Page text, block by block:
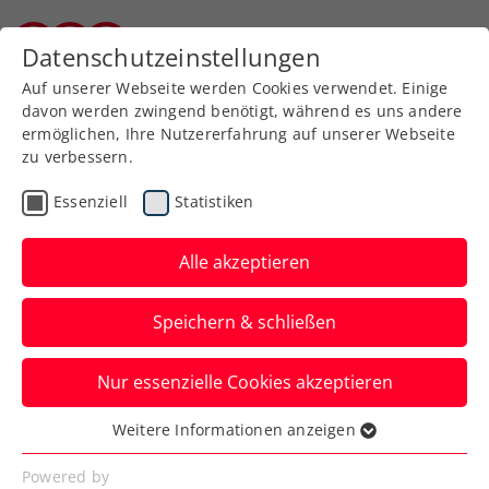
Referate und Ausschüsse
Wettspielausschuss
Vorsitz: Mag. Astrid Lörincz
Datenschutzeinstellungen
Auf unserer Webseite werden Cookies verwendet. Einige
davon werden zwingend benötigt, während es uns andere
ermöglichen, Ihre Nutzererfahrung auf unserer Webseite
zu verbessern.
Essenziell Statistiken
Alle akzeptieren
Speichern & schließen
Nur essenzielle Cookies akzeptieren
Essenziell
Essenzielle Cookies werden für grundlegende
Weitere Informationen anzeigen
Powered by